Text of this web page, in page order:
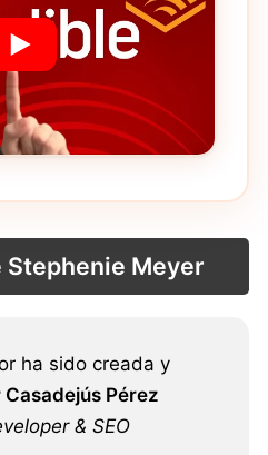
Meyer
ha sido creada y
Casadejús Pérez
& SEO